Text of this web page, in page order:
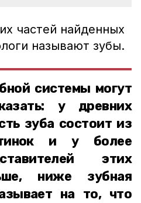
частей найденных
называют зубы.
системы могут
у древних
зуба состоит из
и у более
этих
ниже зубная
на то, что